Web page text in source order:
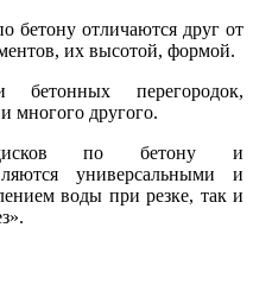
бетону отличаются друг от
их высотой, формой.
перегородок,
многого другого.
дисков по бетону и
универсальными и
воды при резке, так и